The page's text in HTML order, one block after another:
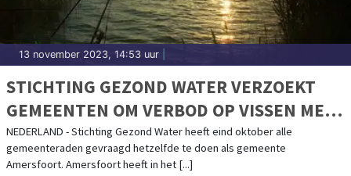
13 november 2023, 14:53 uur
STICHTING GEZOND WATER VERZOEKT
GEMEENTEN OM VERBOD OP VISSEN MET
LOOD
NEDERLAND - Stichting Gezond Water heeft eind oktober alle
gemeenteraden gevraagd hetzelfde te doen als gemeente
Amersfoort. Amersfoort heeft in het [...]